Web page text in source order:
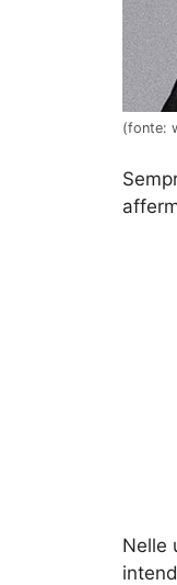
(fonte:
Nelle